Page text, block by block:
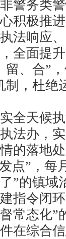
务类警
积极推
法响应
全面提
留、合”
制，杜绝
天候执
法办，
的落地
点”，每
”的镇域
令闭环
常态化”
在综合